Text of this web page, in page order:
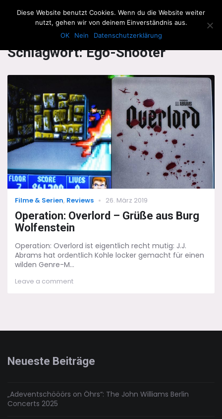
The Howling Men
Schlagwort:Ego-Shooter
Categories
Filme & Serien, Reviews
Posted
on
26. März 2019
Operation: Overlord – Grüße aus Burg
Wolfenstein
Operation: Overlord ist eigentlich recht mutig: J.J.
Abrams hat ordentlich Kohle locker gemacht für einen
wilden Genre-M...
Leave a commenton
Neueste Beiträge
„Adeventschööörs on Öhrs“: The John Williams Berlin
Concerts 2025
Diese Website benutzt Cookies. Wenn du die Website weiter
nutzt, gehen wir von deinem Einverständnis aus.
OK
Nein Datenschutzerklärung